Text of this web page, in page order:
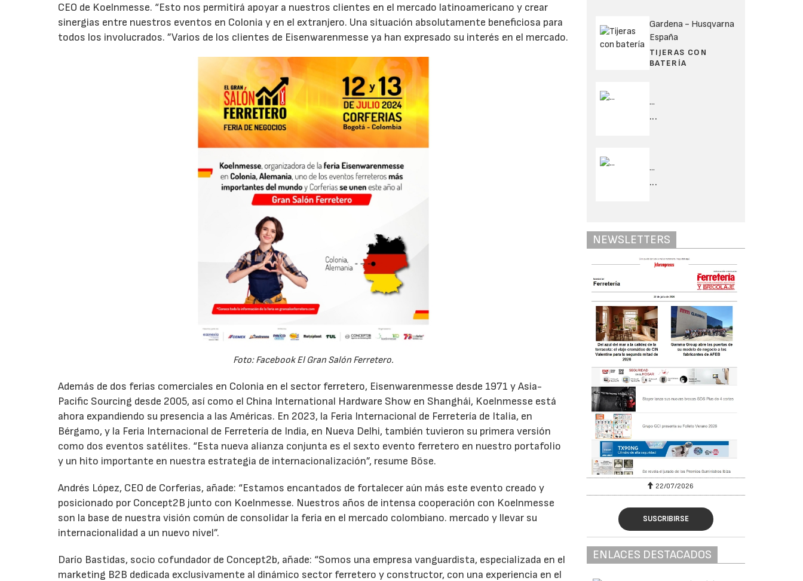
CEO de Koelnmesse. “Esto nos permitirá apoyar a nuestros clientes en el mercado latinoamericano y crear
sinergias entre nuestros eventos en Colonia y en el extranjero. Una situación absolutamente beneficiosa para
todos los involucrados. ”Varios de los clientes de Eisenwarenmesse ya han expresado su interés en el mercado.
Foto: Facebook El Gran Salón Ferretero.
Además de dos ferias comerciales en Colonia en el sector ferretero, Eisenwarenmesse desde 1971 y Asia-
Pacific Sourcing desde 2005, así como el China International Hardware Show en Shanghái, Koelnmesse está
ahora expandiendo su presencia a las Américas. En 2023, la Feria Internacional de Ferretería de Italia, en
Bérgamo, y la Feria Internacional de Ferretería de India, en Nueva Delhi, también tuvieron su primera versión
como dos eventos satélites. “Esta nueva alianza conjunta es el sexto evento ferretero en nuestro portafolio
y un hito importante en nuestra estrategia de internacionalización”, resume Böse.
Andrés López, CEO de Corferias, añade: “Estamos encantados de fortalecer aún más este evento creado y
posicionado por Concept2B junto con Koelnmesse. Nuestros años de intensa cooperación con Koelnmesse
son la base de nuestra visión común de consolidar la feria en el mercado colombiano. mercado y llevar su
internacionalidad a un nuevo nivel”.
Darío Bastidas, socio cofundador de Concept2b, añade: “Somos una empresa vanguardista, especializada en el
marketing B2B dedicada exclusivamente al dinámico sector ferretero y constructor, con una experiencia en el
Gardena - Husqvarna
España
TIJERAS CON
BATERÍA
...
...
...
...
NEWSLETTERS
22/07/2026 29/07/2026 22/07/2026
SUSCRIBIRSE
ENLACES DESTACADOS